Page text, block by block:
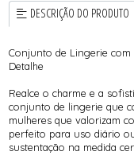
DESCRIÇÃO DO PRODUTO
Conjunto de Lingerie com
Detalhe
Realce o charme e a
conjunto de lingerie que
mulheres que valorizam
perfeito para uso diário
sustentação na medida